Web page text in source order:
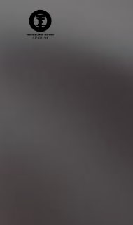
Panneau de gestion des